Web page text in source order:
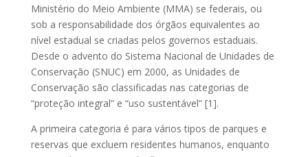
Ministério do Meio Ambiente (MMA) se federais, ou
sob a responsabilidade dos órgãos equivalentes ao
nível estadual se criadas pelos governos estaduais.
Desde o advento do Sistema Nacional de Unidades de
Conservação (SNUC) em 2000, as Unidades de
Conservação são classificadas nas categorias de
“proteção integral” e “uso sustentável” [1].
A primeira categoria é para vários tipos de parques e
reservas que excluem residentes humanos, enquanto